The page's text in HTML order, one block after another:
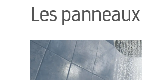
Portes de douche
Receveurs de douche
Caniveaux de douche
Les